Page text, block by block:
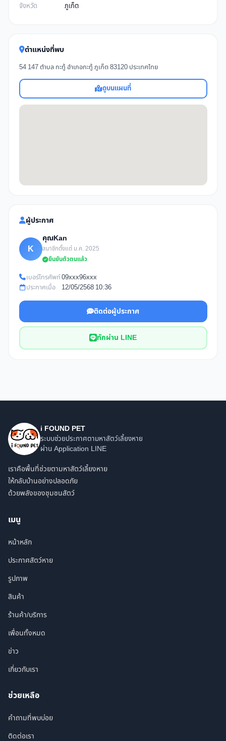
จังหวัด
ภูเก็ต
ตำแหน่งที่พบ
54 147 ตำบล กะทู้ อำเภอกะทู้ ภูเก็ต 83120 ประเทศไทย
ดูบนแผนที่
ผู้ประกาศ
K
คุณKan
สมาชิกตั้งแต่ ม.ค. 2025
ยืนยันตัวตนแล้ว
เบอร์โทรศัพท์09xxx96xxx
ประกาศเมื่อ
12/05/2568 10:36
ติดต่อผู้ประกาศ
ทักผ่าน LINE
i FOUND PET
ระบบช่วยประกาศตามหาสัตว์เลี้ยงหาย
ผ่าน Application LINE
เราคือพื้นที่ช่วยตามหาสัตว์เลี้ยงหาย
ให้กลับบ้านอย่างปลอดภัย
ด้วยพลังของชุมชนสัตว์
เมนู
หน้าหลัก
ประกาศสัตว์หาย
รูปภาพ
สินค้า
ร้านค้า/บริการ
เพื่อนทั้งหมด
ข่าว
เกี่ยวกับเรา
ช่วยเหลือ
คำถามที่พบบ่อย
ติดต่อเรา